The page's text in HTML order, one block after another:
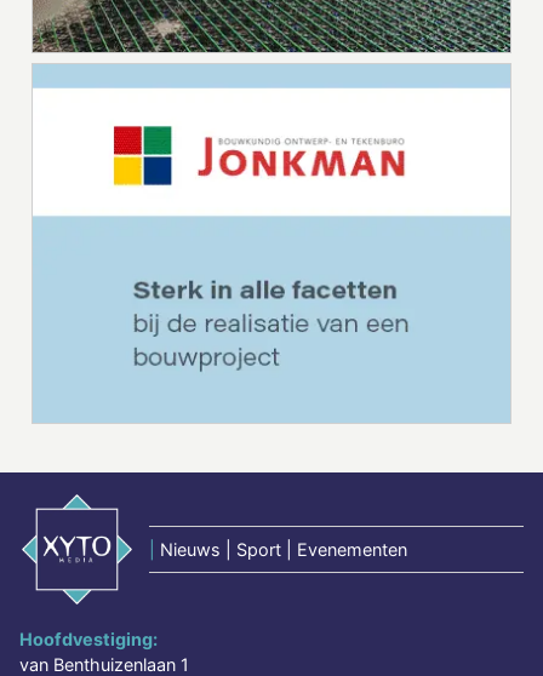
Nieuws | Sport | Evenementen
Hoofdvestiging:
van Benthuizenlaan 1